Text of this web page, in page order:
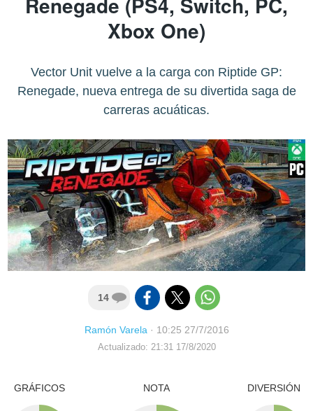
Xbox One)
Vector Unit vuelve a la carga con Riptide GP:
Renegade, nueva entrega de su divertida saga de
carreras acuáticas.
14
Ramón Varela · 10:25 27/7/2016
Actualizado: 21:31 17/8/2020
GRÁFICOS NOTA DIVERSIÓN